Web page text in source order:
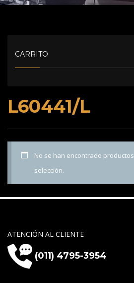
L60441/L
No se han encontrado
selección.
CARRITO
ATENCIÓN AL CLIENTE
(011) 4795-3954